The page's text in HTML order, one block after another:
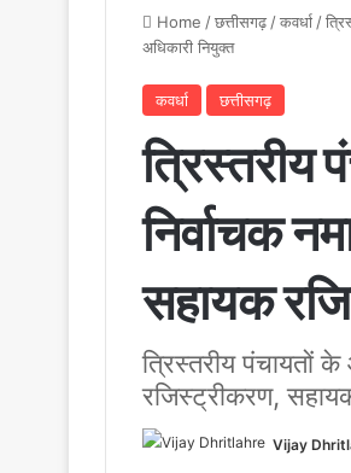
Home /छत्तीसगढ़ /कवर्धा /
अधिकारी नियुक्त
कवर्धा छत्तीसगढ़
त्रिस्तरीय
निर्वाचक
सहायक
त्रिस्तरीय पंचायतों
रजिस्ट्रीकरण,
Vijay